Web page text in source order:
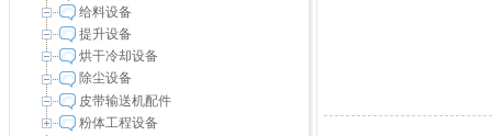
给料设备
提升设备
烘干冷却设备
除尘设备
皮带输送机配件
粉体工程设备